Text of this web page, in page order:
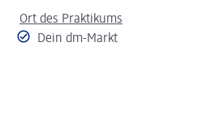
Ort des Praktikums
Dein dm-Markt